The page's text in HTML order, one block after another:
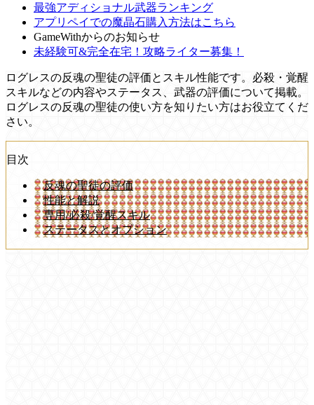
最強アディショナル武器ランキング
アプリペイでの魔晶石購入方法はこちら
GameWithからのお知らせ
未経験可&完全在宅！攻略ライター募集！
ログレスの反魂の聖徒の評価とスキル性能です。必殺・覚醒
スキルなどの内容やステータス、武器の評価について掲載。
ログレスの反魂の聖徒の使い方を知りたい方はお役立てくだ
さい。
目次
反魂の聖徒の評価
性能と解説
専用/必殺/覚醒スキル
ステータスとオプション